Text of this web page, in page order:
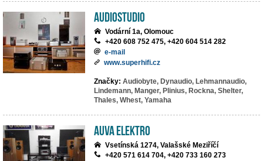
AudioStudio
Vodární 1a, Olomouc
+420 608 752 475, +420 604 514 282
e-mail
www.superhifi.cz
Značky: Audiobyte, Dynaudio, Lehmannaudio,
Lindemann, Manger, Plinius, Rockna, Shelter,
Thales, Whest, Yamaha
AuVa elektro
Vsetínská 1274, Valašské Meziříčí
+420 571 614 704, +420 733 160 273